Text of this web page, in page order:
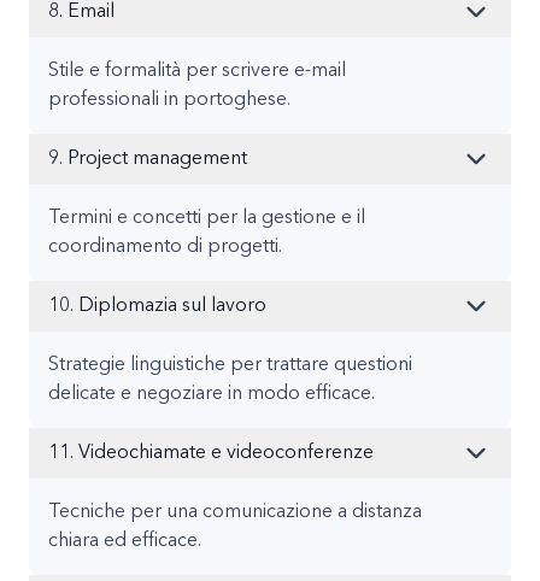
8. Email
Stile e formalità per scrivere e-mail
professionali in portoghese.
9. Project management
Termini e concetti per la gestione e il
coordinamento di progetti.
10. Diplomazia sul lavoro
Strategie linguistiche per trattare questioni
delicate e negoziare in modo efficace.
11. Videochiamate e videoconferenze
Tecniche per una comunicazione a distanza
chiara ed efficace.